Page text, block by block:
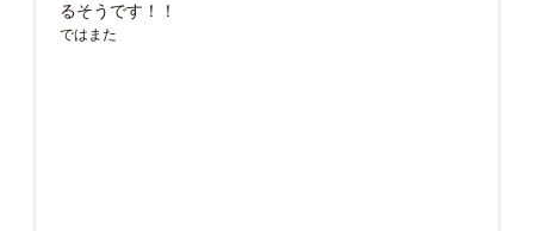
るそうです！！
ではまた